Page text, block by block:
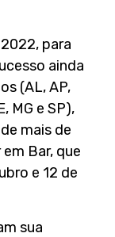
para
ainda
(AL, AP,
MG e SP),
mais de
Bar, que
e 12 de
sua